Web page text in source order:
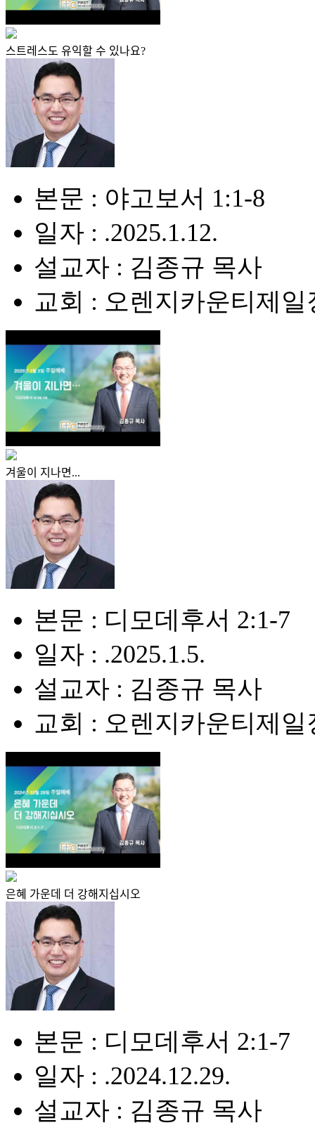
스트레스도 유익할 수 있나요?
본문 : 야고보서 1:1-8
일자 : .2025.1.12.
설교자 : 김종규 목사
교회 : 오렌지카운티제일
겨울이 지나면...
본문 : 디모데후서 2:1-7
일자 : .2025.1.5.
설교자 : 김종규 목사
교회 : 오렌지카운티제일
은혜 가운데 더 강해지십시오
본문 : 디모데후서 2:1-7
일자 : .2024.12.29.
설교자 : 김종규 목사